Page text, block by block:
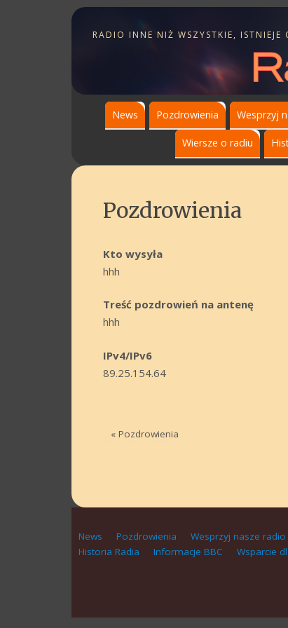
RADIO INNE NIŻ WSZYSTKIE,
News Pozdrowienia Wesprzyj
Wiersze o radiu
Pozdrowienia
Kto wysyła
hhh
Treść pozdrowień na antenę
hhh
IPv4/IPv6
89.25.154.64
«Pozdrowienia
News Pozdrowienia Wesprzyj nasze radio
Historia Radia
Informacje BBC Wsparcie